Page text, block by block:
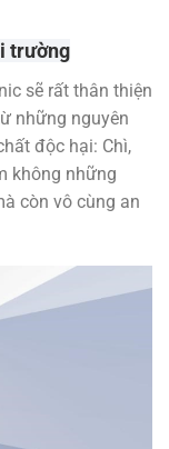
trường
sẽ rất thân thiện
những nguyên
độc hại: Chì,
không những
còn vô cùng an